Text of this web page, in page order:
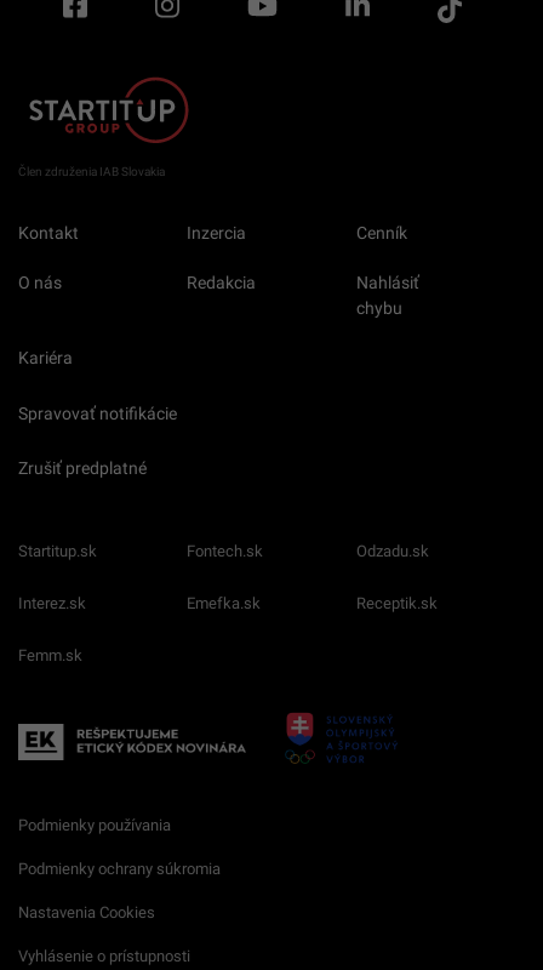
Člen združenia IAB Slovakia
Kontakt Inzercia Cenník
O nás Redakcia
Nahlásiť
chybu
Kariéra
Spravovať notifikácie
Zrušiť predplatné
Startitup.sk Fontech.sk Odzadu.sk
Interez.sk Emefka.sk Receptik.sk
Femm.sk
Podmienky používania
Podmienky ochrany súkromia
Nastavenia Cookies
Vyhlásenie o prístupnosti